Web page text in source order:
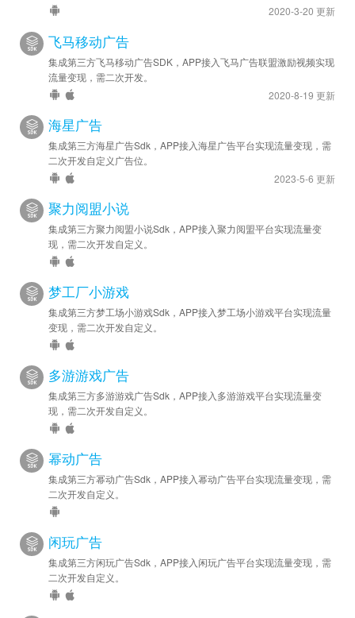
2020-3-20 更新
飞马移动广告
集成第三方飞马移动广告SDK，APP接入飞马广告联盟激励视频实现
流量变现，需二次开发。
2020-8-19 更新
海星广告
集成第三方海星广告Sdk，APP接入海星广告平台实现流量变现，需
二次开发自定义广告位。
2023-5-6 更新
聚力阅盟小说
集成第三方聚力阅盟小说Sdk，APP接入聚力阅盟平台实现流量变
现，需二次开发自定义。
梦工厂小游戏
集成第三方梦工场小游戏Sdk，APP接入梦工场小游戏平台实现流量
变现，需二次开发自定义。
多游游戏广告
集成第三方多游游戏广告Sdk，APP接入多游游戏平台实现流量变
现，需二次开发自定义。
幂动广告
集成第三方幂动广告Sdk，APP接入幂动广告平台实现流量变现，需
二次开发自定义。
闲玩广告
集成第三方闲玩广告Sdk，APP接入闲玩广告平台实现流量变现，需
二次开发自定义。